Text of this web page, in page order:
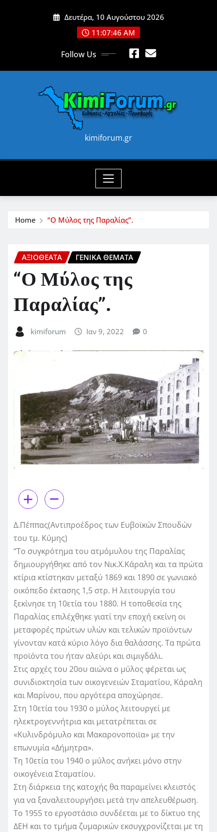
Δευτέρα, 10 Αυγούστου 2026
11:07:48 AM
Follow Us
kimiforum.gr
Home “Ο Μύλος της Παραλίας”.
ΑΞΙΟΘΕΑΤΑ ΓΕΝΙΚΑ ΘΕΜΑΤΑ
“Ο Μύλος της
Παραλίας”.
kimiforum Ιαν 9, 2022 0
Δ.Πέππας(Αντιπροέδρος των Ευβοϊκών Σπουδών
του τμ. Κύμης)
“Το συγκρότημα του ατμόμυλου της Παραλίας
δημιουργήθηκε από τον Νικ.Χ.Κάραλη και τα πρώτα
κτίρια κτίστηκαν μεταξύ 1869 και 1890 σε γωνιακό
οικόπεδο έκτασης 1,5 στρ. Η λειτουργία του
ξεκίνησε τη 10ετία του 1880. Η τοποθεσία της
Παραλίας επιλέχθηκε γιατί την εποχή εκείνη οι
μεταφορές πρώτων υλών και τελικών προϊόντων
γίνονταν κατά κύριο λόγο δια θαλάσσης. Τα πρώτα
προϊόντα του ήταν αλεύρι και σιμιγδάλι.
Στις αρχές του 20ου αιώνα ο μύλος φέρεται ως
συνιδιοκτησία των οικογενειών Σταματίου, Κάραλη
και Μαρίνου, που αργότερα αποχώρησε.
Στη 10ετία του 1930 ο μύλος λειτουργεί με
ηλεκτρογεννήτρια και μετατρέπεται σε
«Κυλινδρόμυλο και Μακαρονοποιϊα» με την
επωνυμία «Δήμητρα».
Τη 10ετία του 1940 ο μύλος ανήκει μόνο στην
οικογένεια Σταματίου.
Στη διάρκεια της κατοχής θα παραμείνει κλειστός
για να ξαναλειτουργήσει μετά την απελευθέρωση.
Το 1955 το εργοστάσιο συνδέεται με το δίκτυο της
ΔΕΗ και το τμήμα ζυμαρικών εκσυγχρονίζεται με τη